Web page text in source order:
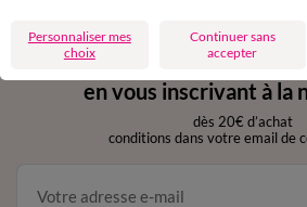
11€ Offerts
en vous inscrivant à la
dès 20€ d’achat
conditions dans votre email de
Personnaliser mes
choix
Continuer sans
accepter